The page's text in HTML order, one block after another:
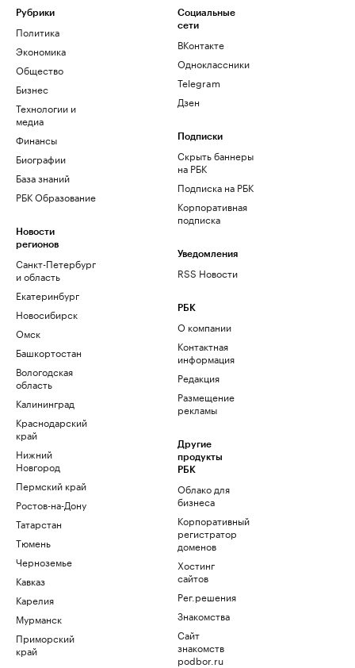
Рубрики
Политика
Экономика
Общество
Бизнес
Технологии и
медиа
Финансы
Биографии
База знаний
РБК Образование
Новости
регионов
Санкт-Петербург
и область
Екатеринбург
Новосибирск
Омск
Башкортостан
Вологодская
область
Калининград
Краснодарский
край
Нижний
Новгород
Пермский край
Ростов-на-Дону
Татарстан
Тюмень
Черноземье
Кавказ
Карелия
Мурманск
Приморский
край
Социальные
сети
ВКонтакте
Одноклассники
Telegram
Дзен
Подписки
Скрыть баннеры
на РБК
Подписка на РБК
Корпоративная
подписка
Уведомления
RSS Новости
РБК
О компании
Контактная
информация
Редакция
Размещение
рекламы
Другие
продукты
РБК
Облако для
бизнеса
Корпоративный
регистратор
доменов
Хостинг
сайтов
Рег.решения
Знакомства
Сайт
знакомств
podbor.ru